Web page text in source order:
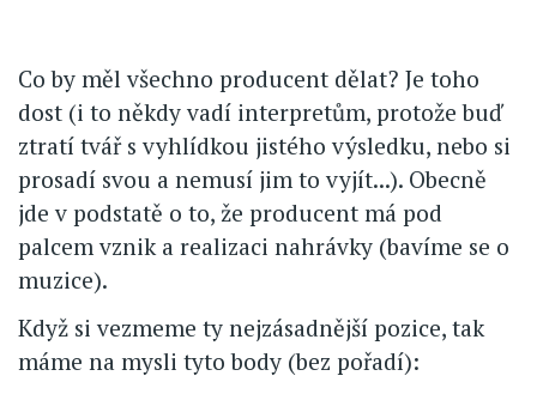
Co by měl všechno producent dělat? Je toho
dost (i to někdy vadí interpretům, protože buď
ztratí tvář s vyhlídkou jistého výsledku, nebo si
prosadí svou a nemusí jim to vyjít...). Obecně
jde v podstatě o to, že producent má pod
palcem vznik a realizaci nahrávky (bavíme se o
muzice).
Když si vezmeme ty nejzásadnější pozice, tak
máme na mysli tyto body (bez pořadí):